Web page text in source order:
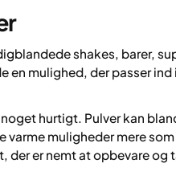
shakes, barer,
en mulighed, der passer ind
hurtigt. Pulver kan
varme muligheder mere
der er nemt at opbevare og